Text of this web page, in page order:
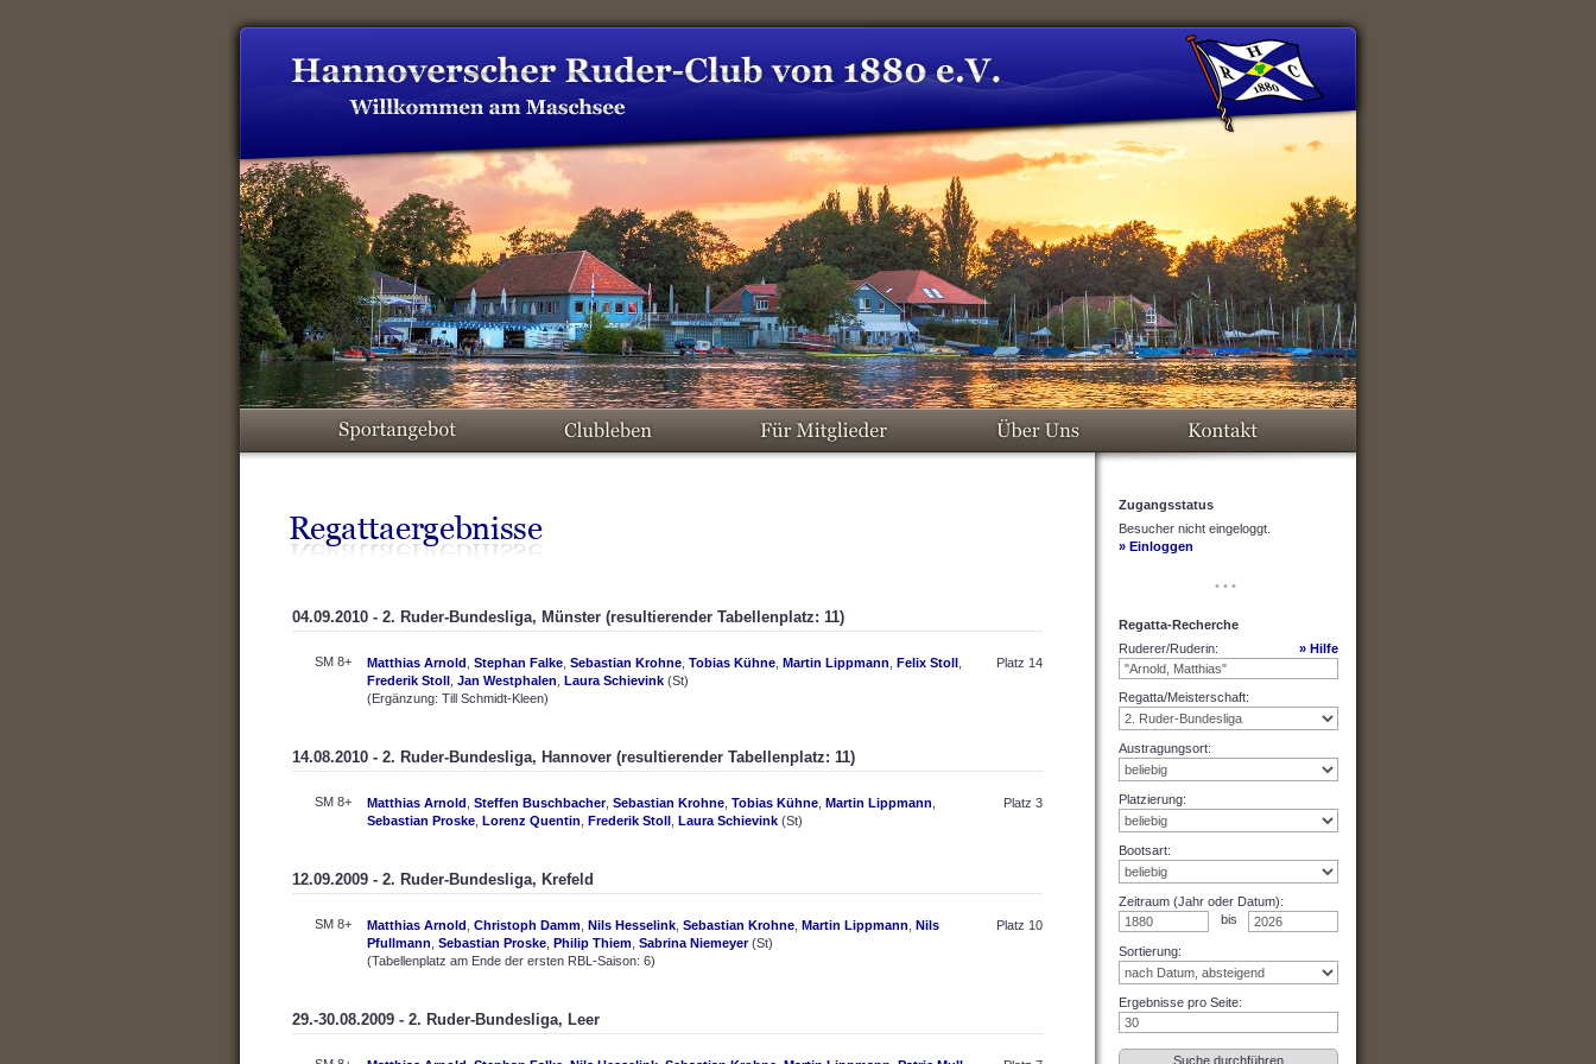
04.09.2010 - 2. Ruder-Bundesliga, Münster (resultierender Tabellenplatz: 11)
SM 8+ Matthias Arnold Stephan Falke Sebastian Krohne Tobias Kühne Martin Lippmann Felix Stoll
Frederik Stoll Jan Westphalen Laura Schievink (St)
(Ergänzung: Till Schmidt-Kleen)
Platz 14
14.08.2010 - 2. Ruder-Bundesliga, Hannover (resultierender Tabellenplatz: 11)
SM 8+ Matthias Arnold Steffen Buschbacher, Sebastian Krohne Tobias Kühne Martin Lippmann
Sebastian Proske Lorenz Quentin Frederik Stoll Laura Schievink (St)
Platz 3
12.09.2009 - 2. Ruder-Bundesliga, Krefeld
SM 8+ Matthias Arnold Christoph Damm Nils Hesselink Sebastian Krohne Martin Lippmann Nils
Pfullmann Sebastian Proske Philip Thiem Sabrina Niemeyer(St)
(Tabellenplatz am Ende der ersten RBL-Saison: 6)
Platz 10
29.-30.08.2009 - 2. Ruder-Bundesliga, Leer
Zugangsstatus
Besucher nicht eingeloggt.
» Einloggen
• • •
Regatta-Recherche
» Hilfe
Ruderer/Ruderin:
Regatta/Meisterschaft:
Austragungsort:
Platzierung:
Bootsart:
Zeitraum (Jahr oder Datum):
bis
Sortierung:
Ergebnisse pro Seite: